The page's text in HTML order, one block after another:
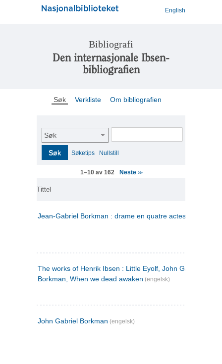
English
Bibliografi
Den internasjonale Ibsen-
bibliografien
Søk Verkliste Om bibliografien
Søk
Søk Søketips Nullstill
1–10 av 162 Neste >>
Tittel
Jean-Gabriel Borkman : drame en quatre actes
The works of Henrik Ibsen : Little Eyolf, John Gabriel
Borkman, When we dead awaken (engelsk)
John Gabriel Borkman (engelsk)